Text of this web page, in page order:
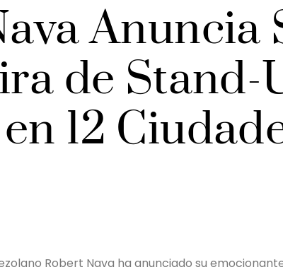
Anuncia
de Stand-
12
Robert Nava ha anunciado su